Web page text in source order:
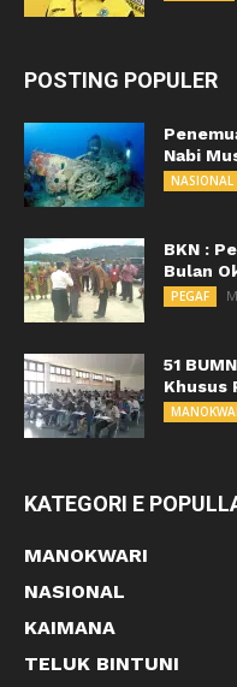
POSTING POPULER
Nabi
NASIONAL
BKN :
Bulan
PEGAF
51
Khusus
KATEGORI E
MANOKWARI
NASIONAL
KAIMANA
TELUK BINTUNI